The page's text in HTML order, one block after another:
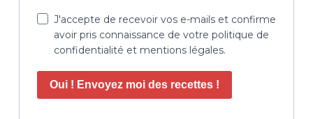
J'accepte de recevoir vos e-mails et confirme
avoir pris connaissance de votre politique de
confidentialité et mentions légales.
Oui ! Envoyez moi des recettes !